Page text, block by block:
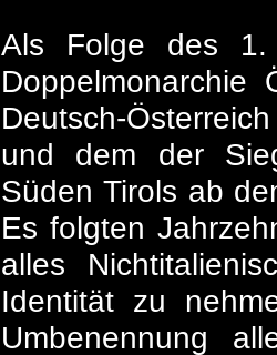
Als Folge des 1.
Doppelmonarchie
Deutsch-
und dem der
Süden Tirols ab
Es folgten
alles
Identität zu
Umbenennung